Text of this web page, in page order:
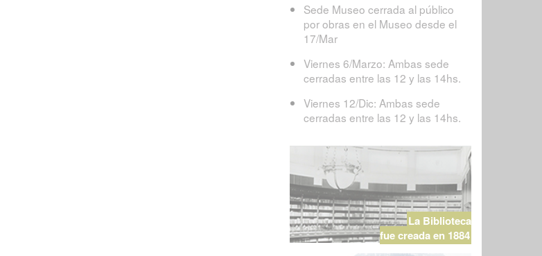
Sede Museo cerrada al público
por obras en el Museo desde el
17/Mar
Viernes 6/Marzo: Ambas sede
cerradas entre las 12 y las 14hs.
Viernes 12/Dic: Ambas sede
cerradas entre las 12 y las 14hs.
La Biblioteca
fue creada en 1884